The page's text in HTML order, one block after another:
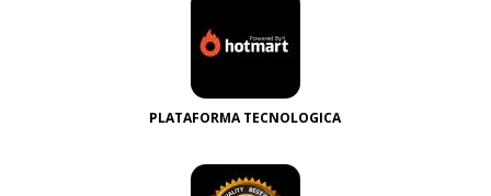
PLATAFORMA TECNOLOGICA